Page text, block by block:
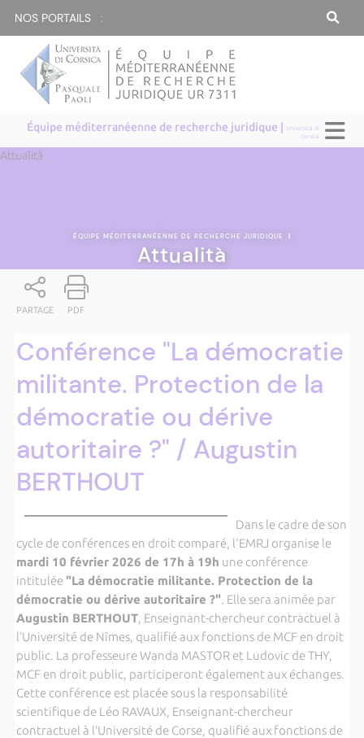
NOS PORTAILS :
Équipe méditerranéenne de recherche juridique |Università di
Corsica
Attualità
ÉQUIPE MÉDITERRANÉENNE DE RECHERCHE JURIDIQUE |
Attualità
PARTAGE PDF
Conférence "La démocratie
militante. Protection de la
démocratie ou dérive
autoritaire ?" / Augustin
BERTHOUT
Dans le cadre de son
cycle de conférences en droit comparé, l'EMRJ organise le
mardi 10 février 2026 de 17h à 19h une conférence
intitulée "La démocratie militante. Protection de la
démocratie ou dérive autoritaire ?". Elle sera animée par
Augustin BERTHOUT, Enseignant-chercheur contractuel à
l’Université de Nîmes, qualifié aux fonctions de MCF en droit
public. La professeure Wanda MASTOR et Ludovic de THY,
MCF en droit public, participeront également aux échanges.
Cette conférence est placée sous la responsabilité
scientifique de Léo RAVAUX, Enseignant-chercheur
contractuel à l’Université de Corse, qualifié aux fonctions de